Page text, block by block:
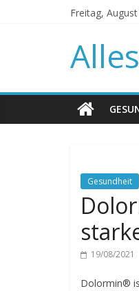
Freitag,
Gesundheit
19/08/2021
Dolormin®